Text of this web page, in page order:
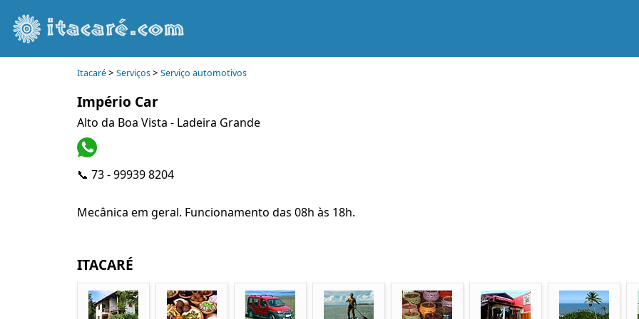
Itacaré> Serviços> Serviço automotivos
Império Car
Alto da Boa Vista - Ladeira Grande
📞 73 - 99939 8204
Mecânica em geral. Funcionamento das 08h às 18h.
ITACARÉ